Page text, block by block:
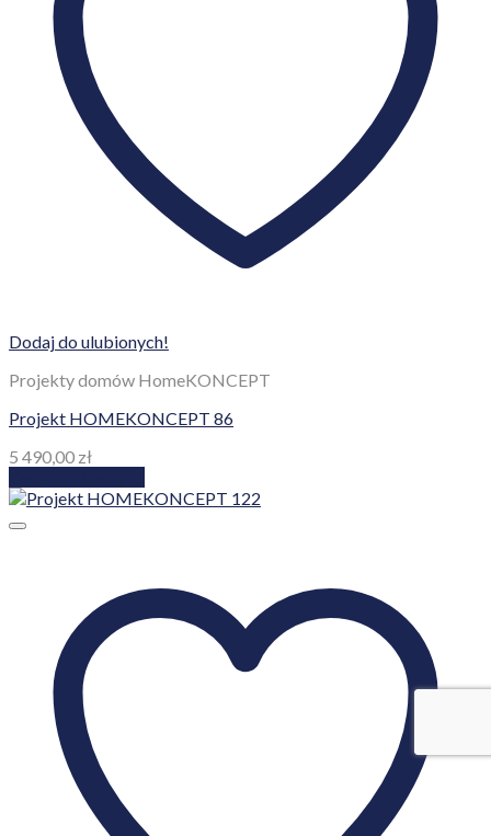
Dodaj do ulubionych!
Projekty domów HomeKONCEPT
Projekt HOMEKONCEPT 86
5 490,00 zł